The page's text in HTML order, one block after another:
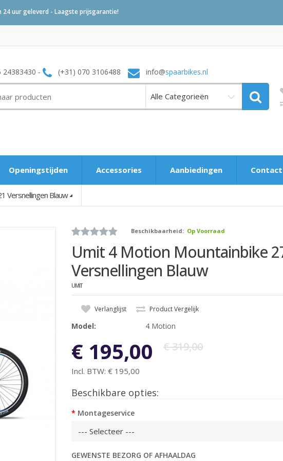
uur geleverd - Laagste prijsgarantie!
- (+31) 070 3106488 info@spaarbikes.nl
Openingstijden Accessories Aanbiedingen Contact
Versnellingen Blauw
Beschikbaarheid: Op Voorraad
Umit 4 Motion Mountainbike
Versnellingen Blauw
UMIT
Verlanglijst Product Vergelijk
Model: 4 Motion
€ 195,00 € 319,00
Incl. BTW: € 195,00
Beschikbare opties:
Montageservice
GEWENSTE BEZORG OF AFHAALDAG